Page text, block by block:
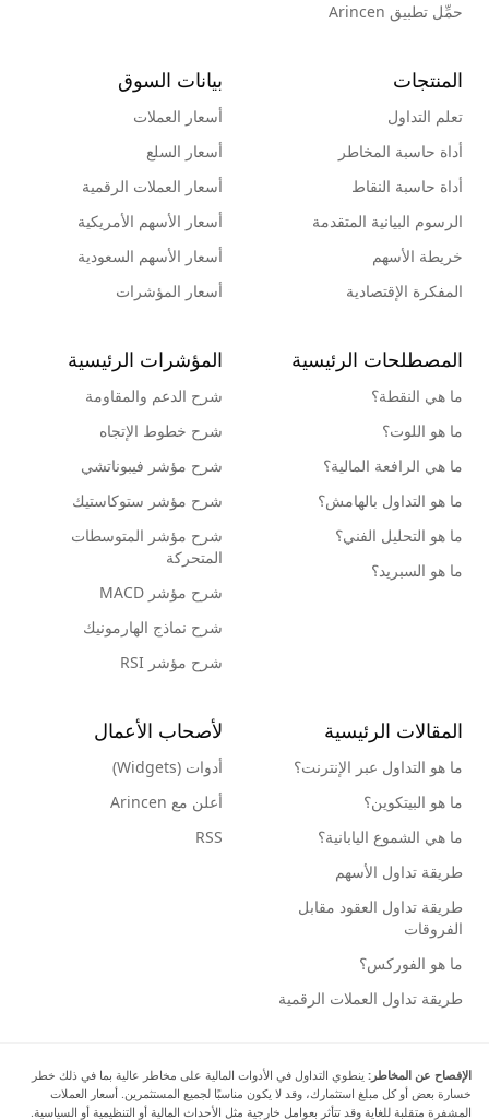
حمِّل تطبيق Arincen
المنتجات
تعلم التداول
أداة حاسبة المخاطر
أداة حاسبة النقاط
الرسوم البيانية المتقدمة
خريطة الأسهم
المفكرة الإقتصادية
بيانات السوق
أسعار العملات
أسعار السلع
أسعار العملات الرقمية
أسعار الأسهم الأمريكية
أسعار الأسهم السعودية
أسعار المؤشرات
المصطلحات الرئيسية
ما هي النقطة؟
ما هو اللوت؟
ما هي الرافعة المالية؟
ما هو التداول بالهامش؟
ما هو التحليل الفني؟
ما هو السبريد؟
المؤشرات الرئيسية
شرح الدعم والمقاومة
شرح خطوط الإتجاه
شرح مؤشر فيبوناتشي
شرح مؤشر ستوكاستيك
شرح مؤشر المتوسطات
المتحركة
شرح مؤشر MACD
شرح نماذج الهارمونيك
شرح مؤشر RSI
المقالات الرئيسية
ما هو التداول عبر الإنترنت؟
ما هو البيتكوين؟
ما هي الشموع اليابانية؟
طريقة تداول الأسهم
طريقة تداول العقود مقابل
الفروقات
ما هو الفوركس؟
طريقة تداول العملات الرقمية
لأصحاب الأعمال
أدوات (Widgets)
أعلن مع Arincen
RSS
الإفصاح عن المخاطر: ينطوي التداول في الأدوات المالية على مخاطر عالية بما في ذلك خطر
خسارة بعض أو كل مبلغ استثمارك، وقد لا يكون مناسبًا لجميع المستثمرين. أسعار العملات
المشفرة متقلبة للغاية وقد تتأثر بعوامل خارجية مثل الأحداث المالية أو التنظيمية أو السياسية.